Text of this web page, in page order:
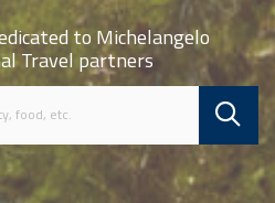
to Michelangelo
Travel partners